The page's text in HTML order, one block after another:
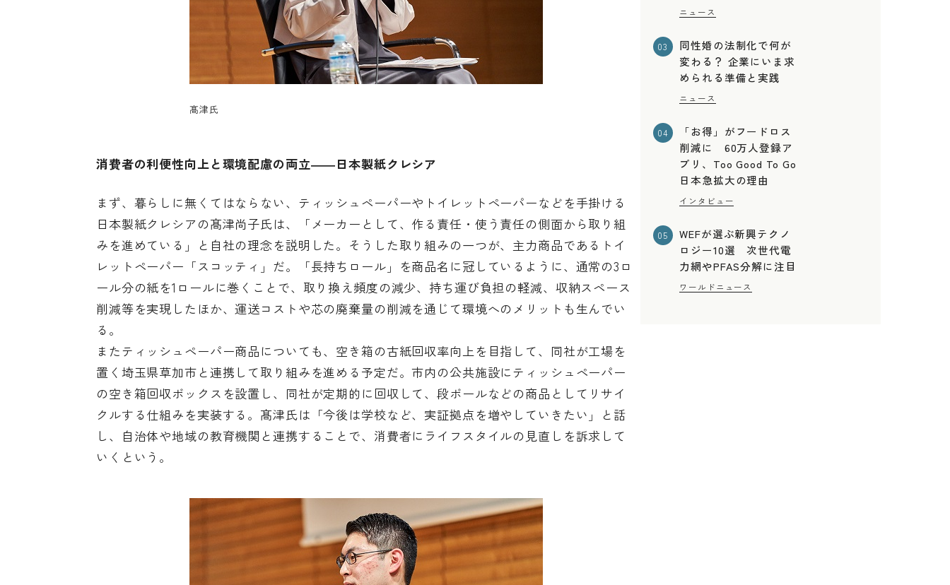
髙津氏
消費者の利便性向上と環境配慮の両立――日本製紙クレシア
まず、暮らしに無くてはならない、ティッシュペーパーやトイレットペーパーなどを手掛ける
日本製紙クレシアの髙津尚子氏は、「メーカーとして、作る責任・使う責任の側面から取り組
みを進めている」と自社の理念を説明した。そうした取り組みの一つが、主力商品であるトイ
レットペーパー「スコッティ」だ。「長持ちロール」を商品名に冠しているように、通常の3ロ
ール分の紙を1ロールに巻くことで、取り換え頻度の減少、持ち運び負担の軽減、収納スペース
削減等を実現したほか、運送コストや芯の廃棄量の削減を通じて環境へのメリットも生んでい
る。
またティッシュペーパー商品についても、空き箱の古紙回収率向上を目指して、同社が工場を
置く埼玉県草加市と連携して取り組みを進める予定だ。市内の公共施設にティッシュペーパー
の空き箱回収ボックスを設置し、同社が定期的に回収して、段ボールなどの商品としてリサイ
クルする仕組みを実装する。髙津氏は「今後は学校など、実証拠点を増やしていきたい」と話
し、自治体や地域の教育機関と連携することで、消費者にライフスタイルの見直しを訴求して
いくという。
ニュース
03
同性婚の法制化で何が
変わる？ 企業にいま求
められる準備と実践
ニュース
04
「お得」がフードロス
削減に 60万人登録ア
プリ、Too Good To Go
日本急拡大の理由
インタビュー
05
WEFが選ぶ新興テクノ
ロジー10選 次世代電
力網やPFAS分解に注目
ワールドニュース